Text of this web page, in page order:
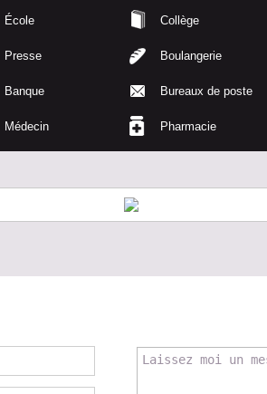
École Collège
Presse Boulangerie
Banque Bureaux de poste
Médecin Pharmacie